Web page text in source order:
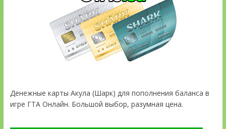
Денежные карты Акула (Шарк) для пополнения баланса в
игре ГТА Онлайн. Большой выбор, разумная цена.